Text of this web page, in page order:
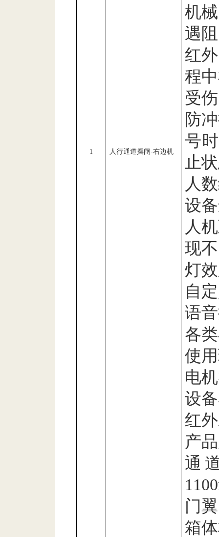
1 人行通道摆闸-右边机
机
遇
红
程
受
防
号
止
人
设
人
现
灯
自
语
各
使
电
设
红
产
通
门
箱